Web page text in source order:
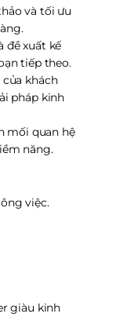
và tối ưu
đề xuất kế
tiếp theo.
khách
pháp kinh
mối quan hệ
năng.
việc.
giàu kinh